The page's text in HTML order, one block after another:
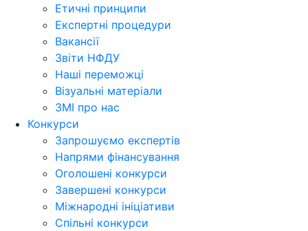
Етичні принципи
Експертні процедури
Вакансії
Звіти НФДУ
Наші переможці
Візуальні матеріали
ЗМІ про нас
Конкурси
Запрошуємо експертів
Напрями фінансування
Оголошені конкурси
Завершені конкурси
Міжнародні ініціативи
Спільні конкурси